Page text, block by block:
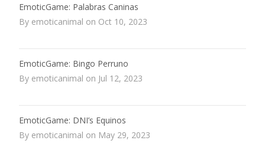
EmoticGame: Palabras Caninas
By emoticanimal on Oct 10, 2023
EmoticGame: Bingo Perruno
By emoticanimal on Jul 12, 2023
EmoticGame: DNI’s Equinos
By emoticanimal on May 29, 2023